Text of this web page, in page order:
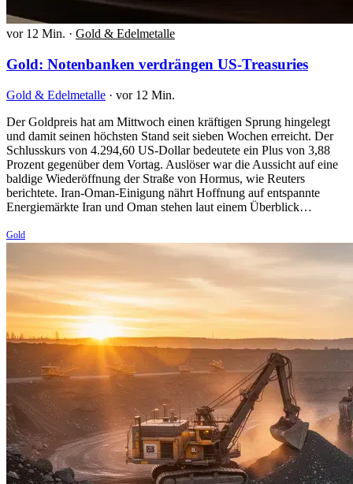
vor 12 Min. · Gold & Edelmetalle
Gold: Notenbanken verdrängen US-Treasuries
Gold & Edelmetalle · vor 12 Min.
Der Goldpreis hat am Mittwoch einen kräftigen Sprung hingelegt
und damit seinen höchsten Stand seit sieben Wochen erreicht. Der
Schlusskurs von 4.294,60 US-Dollar bedeutete ein Plus von 3,88
Prozent gegenüber dem Vortag. Auslöser war die Aussicht auf eine
baldige Wiederöffnung der Straße von Hormus, wie Reuters
berichtete. Iran-Oman-Einigung nährt Hoffnung auf entspannte
Energiemärkte Iran und Oman stehen laut einem Überblick…
Gold